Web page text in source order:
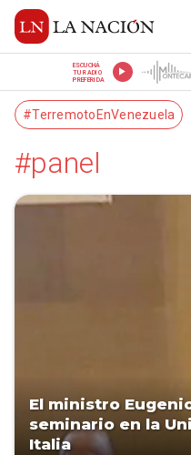
ESCUCHÁ
TU RADIO
PREFERIDA
#TerremotoEnVenezuela
#panel
El ministro
seminario en la
Italia